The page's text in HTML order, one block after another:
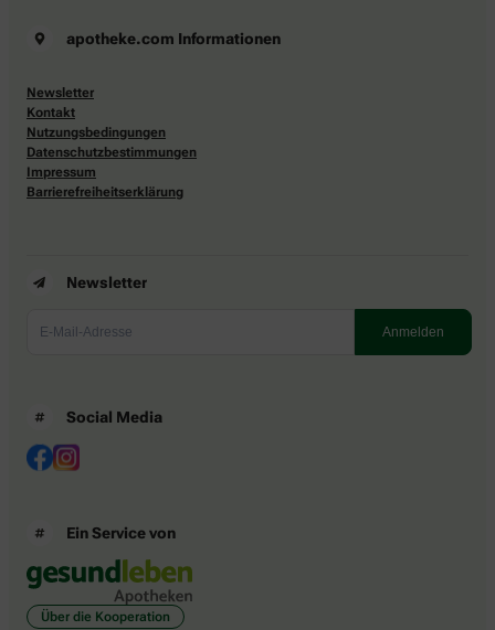
apotheke.com Informationen
Newsletter
Kontakt
Nutzungsbedingungen
Datenschutzbestimmungen
Impressum
Barrierefreiheitserklärung
Newsletter
Social Media
Ein Service von
Über die Kooperation